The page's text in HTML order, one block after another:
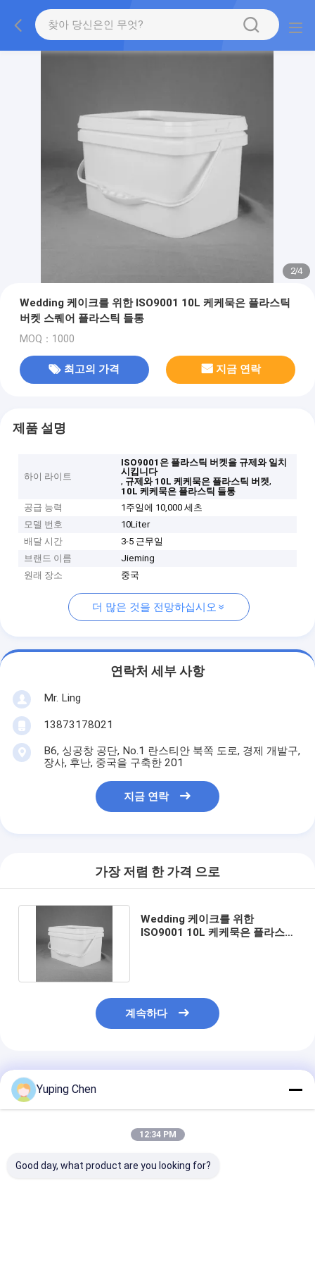
2/4
Wedding 케이크를 위한 ISO9001 10L 케케묵은 플라스틱
버켓 스퀘어 플라스틱 들통
MOQ：1000
최고의 가격 지금 연락
제품 설명
하이 라이트
ISO9001은 플라스틱 버켓을 규제와 일치
시킵니다
, 규제와 10L 케케묵은 플라스틱 버켓,
10L 케케묵은 플라스틱 들통
공급 능력
1주일에 10,000 세츠
모델 번호
10Liter
배달 시간
3-5 근무일
브랜드 이름
Jieming
원래 장소
중국
더 많은 것을 전망하십시오
연락처 세부 사항
Mr. Ling
13873178021
B6, 싱공창 공단, No.1 란스티안 북쪽 도로, 경제 개발구,
장사, 후난, 중국을 구축한 201
지금 연락
가장 저렴 한 가격 으로
Wedding 케이크를 위한
ISO9001 10L 케케묵은 플라스틱
계속하다
추천된 제품
Yuping Chen
12:34 PM
Good day, what product are you looking for?